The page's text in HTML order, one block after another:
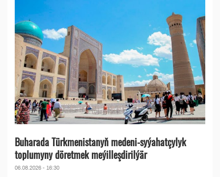
Buharada Türkmenistanyň medeni-syýahatçylyk
toplumyny döretmek meýilleşdirilýär
06.08.2026 - 16:30